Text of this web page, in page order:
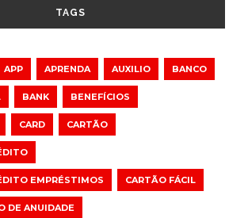
TAGS
APP APRENDA AUXILIO BANCO
BANK BENEFÍCIOS
CARD CARTÃO
EMPRÉSTIMOS CARTÃO FÁCIL
DE ANUIDADE